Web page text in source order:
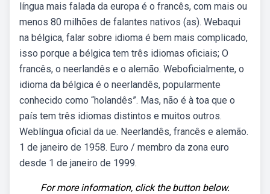
língua mais falada da europa é o francês, com mais ou
menos 80 milhões de falantes nativos (as). Webaqui
na bélgica, falar sobre idioma é bem mais complicado,
isso porque a bélgica tem três idiomas oficiais; O
francês, o neerlandês e o alemão. Weboficialmente, o
idioma da bélgica é o neerlandês, popularmente
conhecido como “holandês”. Mas, não é à toa que o
país tem três idiomas distintos e muitos outros.
Weblíngua oficial da ue. Neerlandês, francês e alemão.
1 de janeiro de 1958. Euro / membro da zona euro
desde 1 de janeiro de 1999.
For more information, click the button below.